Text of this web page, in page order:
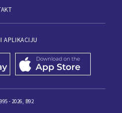
APLIKACIJU
- 2026, B92